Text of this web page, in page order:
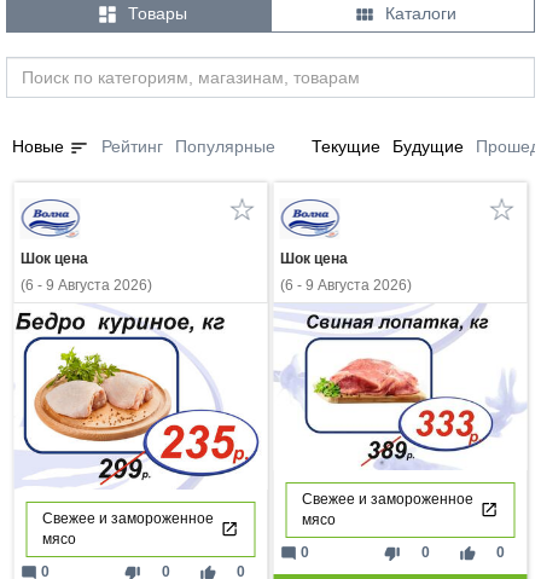
 Товары  Каталоги
Новые sort Рейтинг Популярные Текущие Будущие
Шок цена
(6 - 9 Августа 2026)
Свежее и замороженное
мясо
thumb_down 0 thumb_up 0
mode_comment 0
Шок цена
(6 - 9 Августа 2026)
Свежее и замороженное
мясо
thumb_down 0 thumb_up 0
mode_comment 0